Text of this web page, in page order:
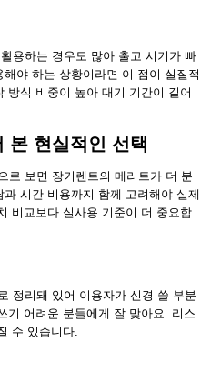
용하는 경우도 많아 출고 시기가 빠
야 하는 상황이라면 이 점이 실질적
방식 비중이 높아 대기 기간이 길어
본 현실적인 선택
로 보면 장기렌트의 메리트가 더 분
시간 비용까지 함께 고려해야 실제
비교보다 실사용 기준이 더 중요합
정리돼 있어 이용자가 신경 쓸 부분
기 어려운 분들에게 잘 맞아요. 리스
수 있습니다.